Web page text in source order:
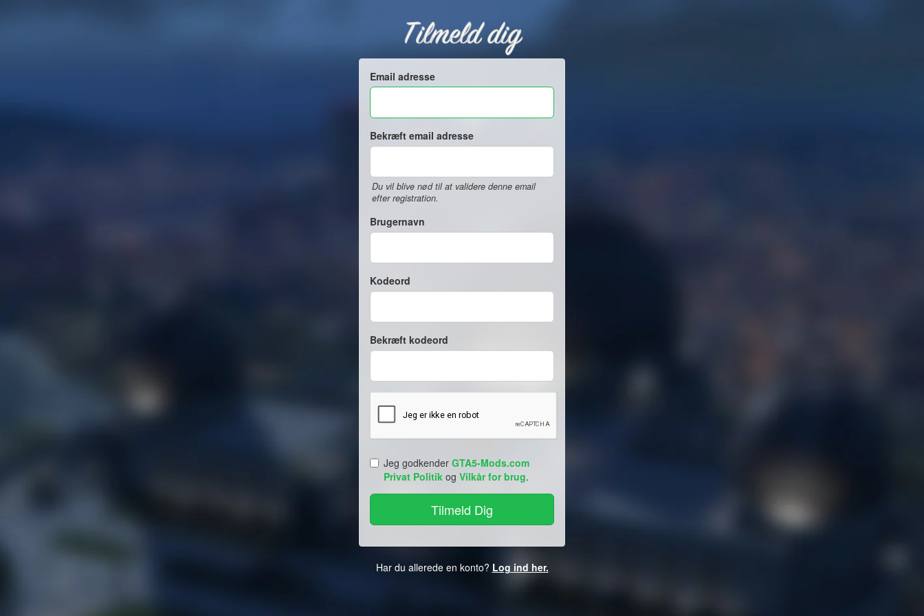
Tilmeld dig
Email adresse
Bekræft email adresse
Du vil blive nød til at validere denne email
efter registration.
Brugernavn
Kodeord
Bekræft kodeord
Jeg godkender GTA5-Mods.com
Privat Politik og Vilkår for brug.
Har du allerede en konto? Log ind her.